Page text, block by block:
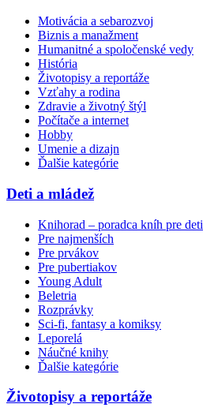
Motivácia a sebarozvoj
Biznis a manažment
Humanitné a spoločenské vedy
História
Životopisy a reportáže
Vzťahy a rodina
Zdravie a životný štýl
Počítače a internet
Hobby
Umenie a dizajn
Ďalšie kategórie
Deti a mládež
Knihorad – poradca kníh pre deti
Pre najmenších
Pre prvákov
Pre pubertiakov
Young Adult
Beletria
Rozprávky
Sci-fi, fantasy a komiksy
Leporelá
Náučné knihy
Ďalšie kategórie
Životopisy a reportáže